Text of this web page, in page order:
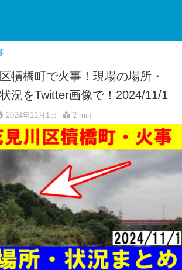
犢橋町で火事！現場の場所・
況をTwitter画像で！2024/11/1
2024年11月1日 2 min